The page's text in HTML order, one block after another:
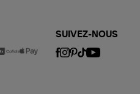
SUIVEZ-NOUS